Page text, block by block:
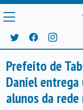
Prefeito de
Daniel
alunos da